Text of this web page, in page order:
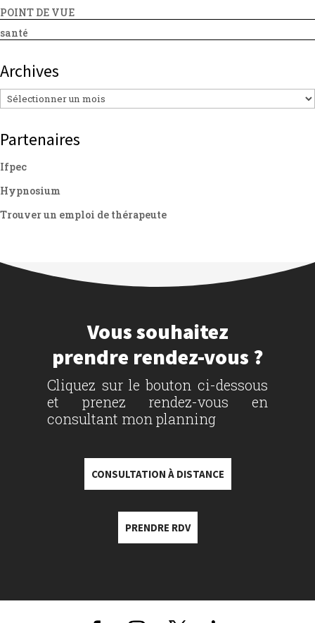
POINT DE VUE
santé
Archives
Archives
Partenaires
Ifpec
Hypnosium
Trouver un emploi de thérapeute
Vous souhaitez
prendre rendez-vous ?
Cliquez sur le bouton ci-dessous
et prenez rendez-vous en
consultant mon planning
CONSULTATION À DISTANCE
PRENDRE RDV